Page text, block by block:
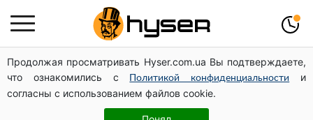
Продолжая просматривать Hyser.com.ua Вы подтверждаете,
что ознакомились с
Политикой конфиденциальности
и
согласны с использованием файлов cookie.
Повністю гола Анна Трінчер блиснула "принадами":
таких розмірів ви ще не бачили
Жаль, що таке зараз не роблять для села: як виглядав
рідкісний ЗАЗ "Таврія" італійської збірки